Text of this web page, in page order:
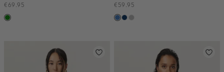
€69.95
groen
€59.95
blauw,
blauw,
grijs,